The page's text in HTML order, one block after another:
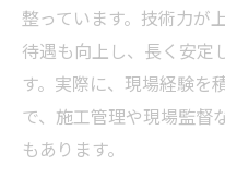
整っています。技術力が
待遇も向上し、長く安定
す。実際に、現場経験を
で、施工管理や現場監督
もあります。